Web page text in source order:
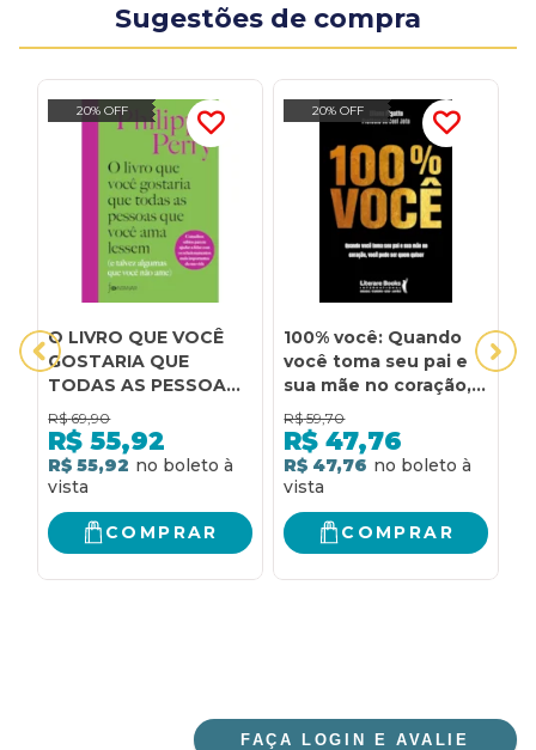
Sugestões de compra
20% OFF
O LIVRO QUE VOCÊ
GOSTARIA QUE
TODAS AS PESSOAS
QUE VOCÊ AMA
LESSEM: (E TALVEZ
ALGUMAS QUE VOCÊ
NÃO AME)
R$ 69,90
R$ 55,92
R$ 55,92
COMPRAR
20% OFF
100% você: Quando
você toma seu pai e
sua mãe no coração,
você pode ser quem
quiser
R$ 59,70
R$ 47,76
R$ 47,76
COMPRAR
FAÇA LOGIN E AVALIE